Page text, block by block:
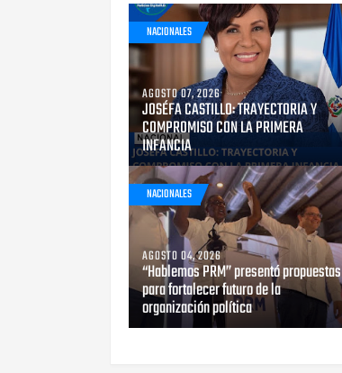
NACIONALES
AGOSTO 07, 2026
JOSÉFA CASTILLO: TRAYECTORIA Y
COMPROMISO CON LA PRIMERA
INFANCIA
NACIONALES
AGOSTO 04, 2026
“Hablemos PRM” presentó propuestas
para fortalecer futuro de la
organización política